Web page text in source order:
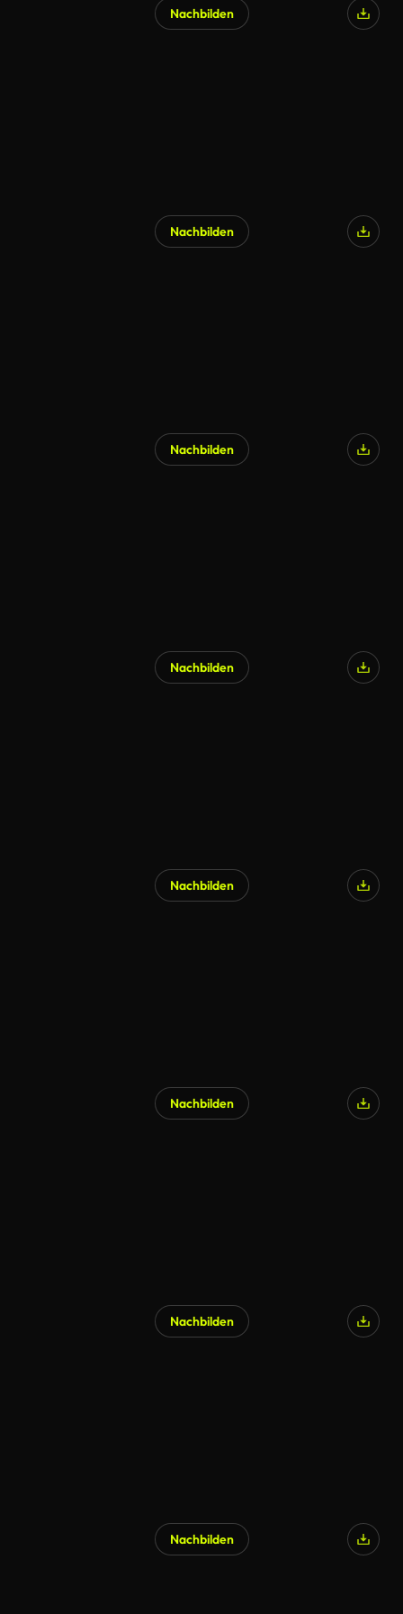
Nachbilden
Nachbilden
Nachbilden
Nachbilden
Nachbilden
Nachbilden
Nachbilden
Nachbilden